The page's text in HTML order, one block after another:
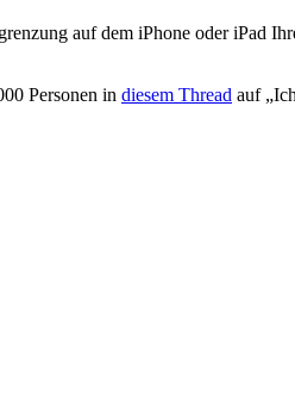
auf dem iPhone oder iPad
Personen in diesem Thread auf